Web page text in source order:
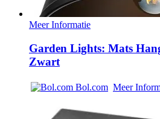
Meer Informatie
Garden Lights: Mats
Zwart
Bol.com Meer